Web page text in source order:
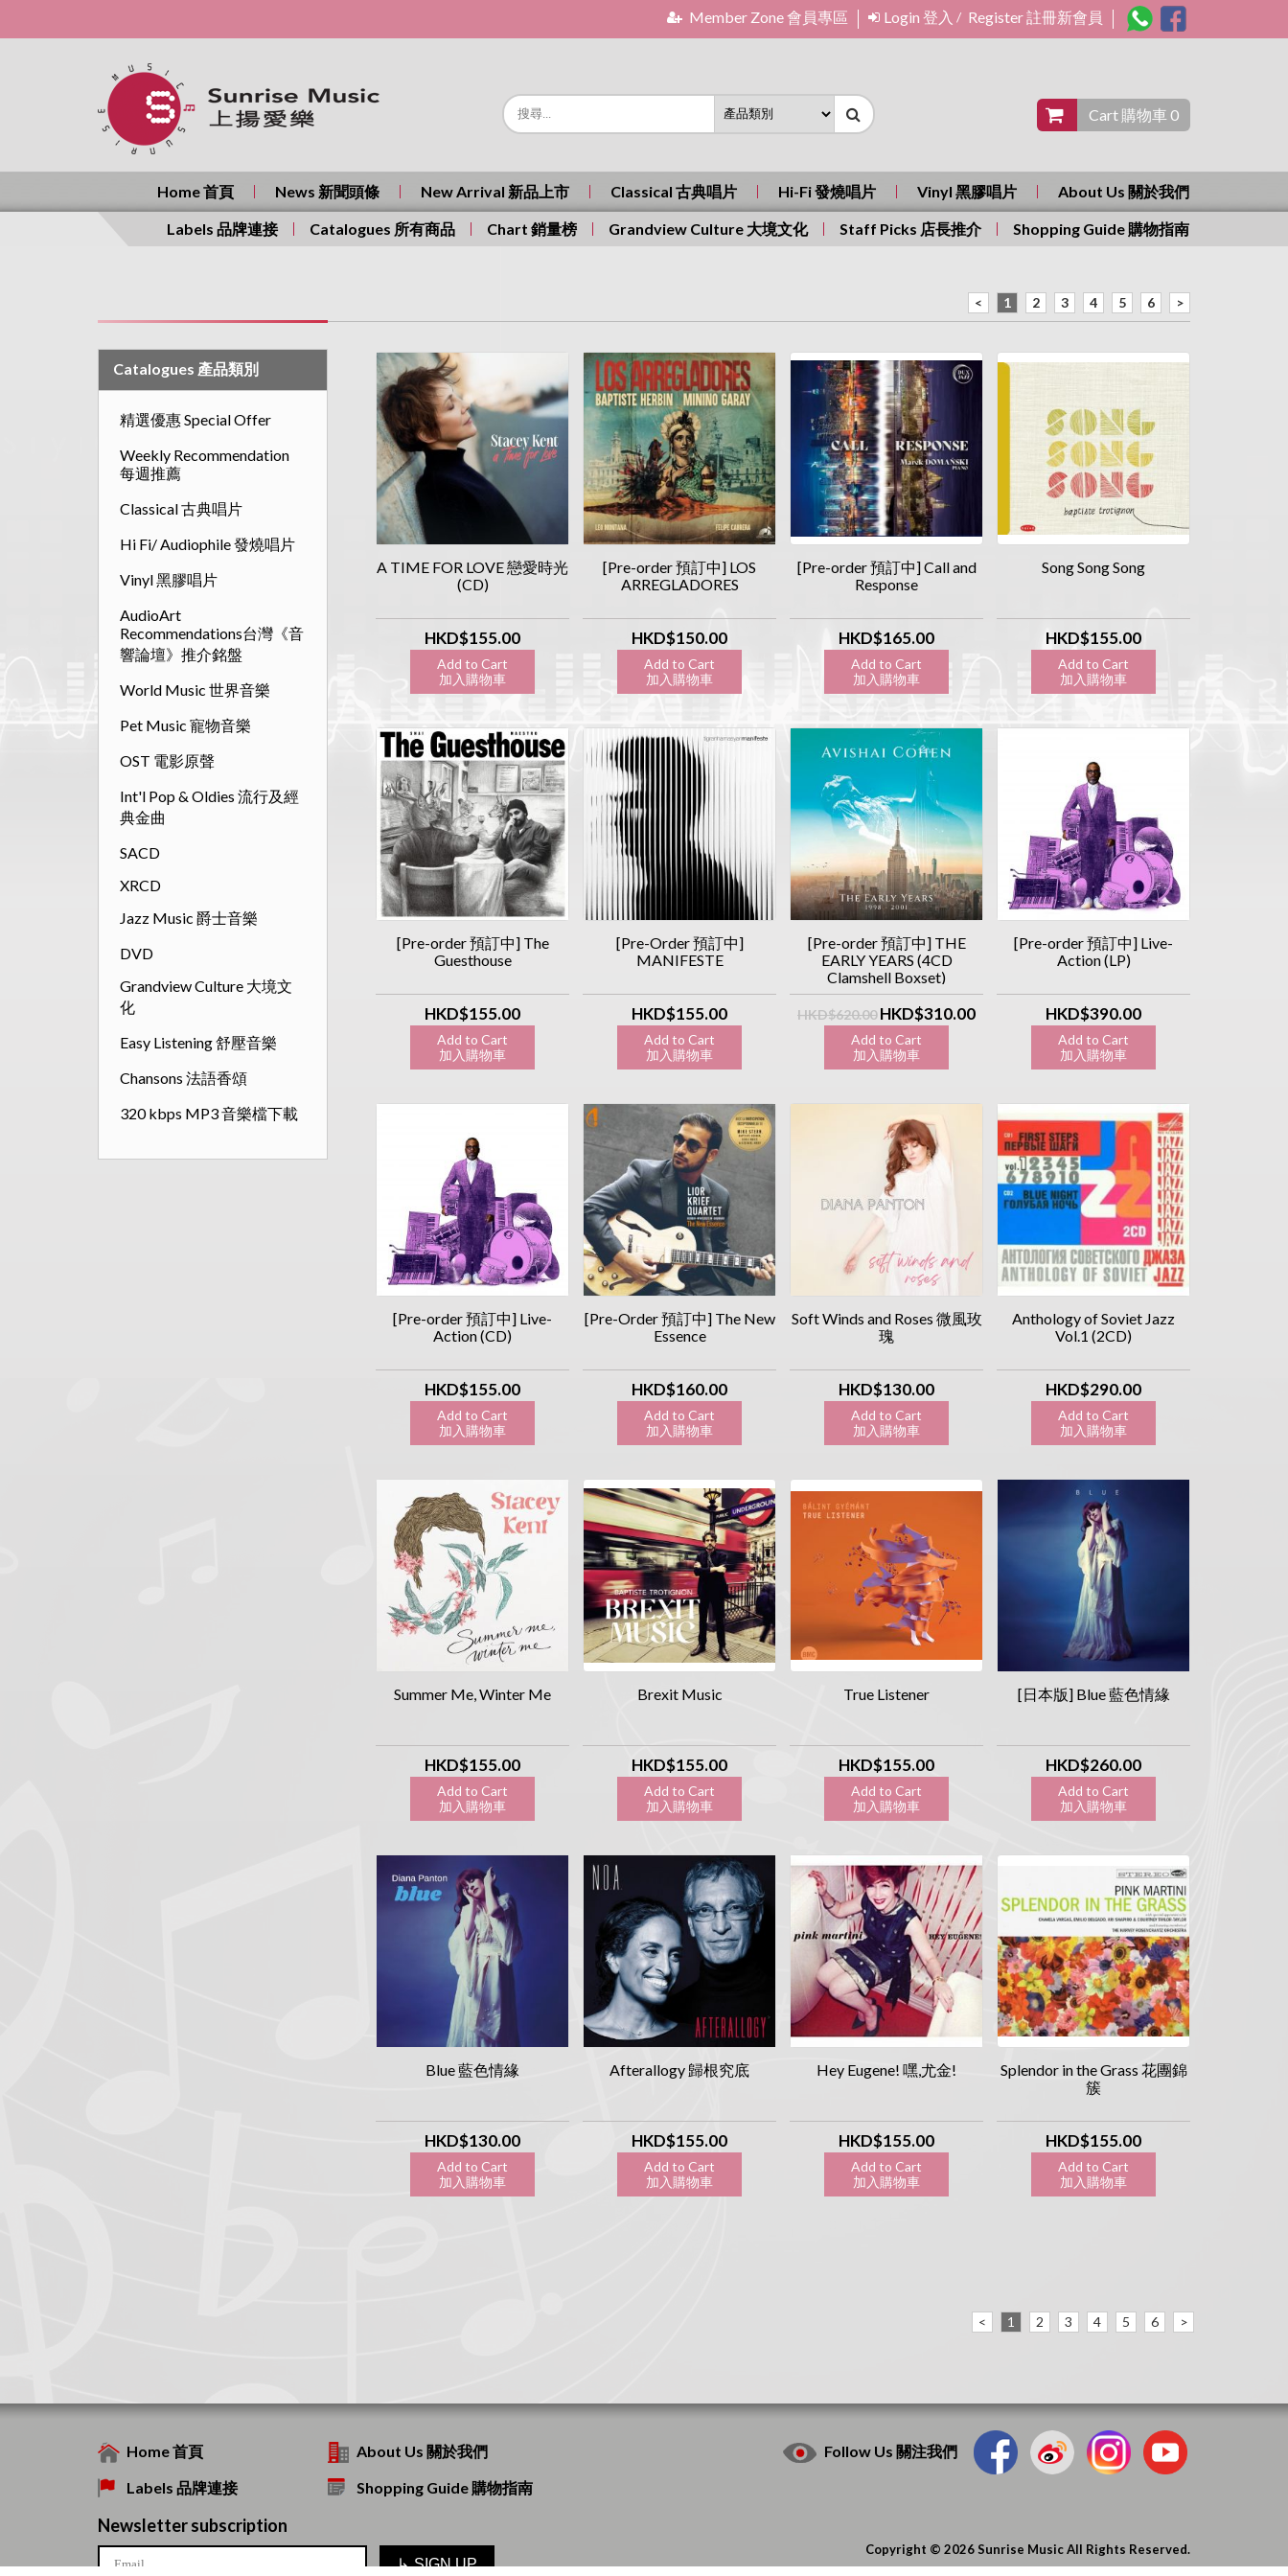
Member Zone 會員專區 Login 登入 / Register 註冊新會員
Cart 購物車 0
Home 首頁 News 新聞頭條 New Arrival 新品上市 Classical 古典唱片 Hi-Fi 發燒唱片 Vinyl 黑膠唱片 About Us 關於我們
Labels 品牌連接 Catalogues 所有商品 Chart 銷量榜 Grandview Culture 大境文化 Staff Picks 店長推介 Shopping Guide 購物指南
< 1 2 3 4 5 6 >
Catalogues 產品類別
精選優惠 Special Offer
Weekly Recommendation
每週推薦
Classical 古典唱片
Hi Fi/ Audiophile 發燒唱片
Vinyl 黑膠唱片
AudioArt
Recommendations台灣《音
響論壇》推介銘盤
World Music 世界音樂
Pet Music 寵物音樂
OST 電影原聲
Int'l Pop & Oldies 流行及經
典金曲
SACD
XRCD
Jazz Music 爵士音樂
DVD
Grandview Culture 大境文
化
Easy Listening 舒壓音樂
Chansons 法語香頌
320 kbps MP3 音樂檔下載
A TIME FOR LOVE 戀愛時光
(CD)
HKD$155.00
Add to Cart
加入購物車
[Pre-order 預訂中] LOS
ARREGLADORES
HKD$150.00
Add to Cart
加入購物車
[Pre-order 預訂中] Call and
Response
HKD$165.00
Add to Cart
加入購物車
Song Song Song
HKD$155.00
Add to Cart
加入購物車
[Pre-order 預訂中] The
Guesthouse
HKD$155.00
Add to Cart
加入購物車
[Pre-Order 預訂中]
MANIFESTE
HKD$155.00
Add to Cart
加入購物車
[Pre-order 預訂中] THE
EARLY YEARS (4CD
Clamshell Boxset)
HKD$620.00 HKD$310.00
Add to Cart
加入購物車
[Pre-order 預訂中] Live-
Action (LP)
HKD$390.00
Add to Cart
加入購物車
[Pre-order 預訂中] Live-
Action (CD)
HKD$155.00
Add to Cart
加入購物車
[Pre-Order 預訂中] The New
Essence
HKD$160.00
Add to Cart
加入購物車
Soft Winds and Roses 微風玫
瑰
HKD$130.00
Add to Cart
加入購物車
Anthology of Soviet Jazz
Vol.1 (2CD)
HKD$290.00
Add to Cart
加入購物車
Summer Me, Winter Me
HKD$155.00
Add to Cart
加入購物車
Brexit Music
HKD$155.00
Add to Cart
加入購物車
True Listener
HKD$155.00
Add to Cart
加入購物車
[日本版] Blue 藍色情緣
HKD$260.00
Add to Cart
加入購物車
Blue 藍色情緣
HKD$130.00
Add to Cart
加入購物車
Afterallogy 歸根究底
HKD$155.00
Add to Cart
加入購物車
Hey Eugene! 嘿,尤金!
HKD$155.00
Add to Cart
加入購物車
Splendor in the Grass 花團錦
簇
HKD$155.00
Add to Cart
加入購物車
< 1 2 3 4 5 6 >
Home 首頁
About Us 關於我們
Labels 品牌連接
Shopping Guide 購物指南
Follow Us 關注我們
Newsletter subscription
↳ SIGN UP
Copyright © 2026 Sunrise Music All Rights Reserved.